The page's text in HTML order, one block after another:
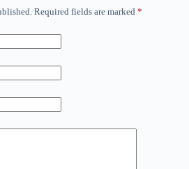
Required fields are marked *